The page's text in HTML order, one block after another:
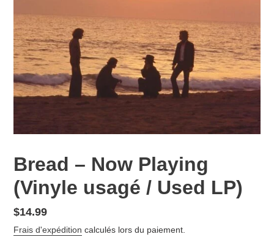
Bread – Now Playing
(Vinyle usagé / Used LP)
Prix
normal
$14.99
Frais d'expédition calculés lors du paiement.